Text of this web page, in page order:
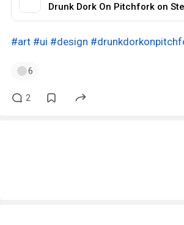
Drunk Dork On Pitchfork on
#art #ui #design
6
2